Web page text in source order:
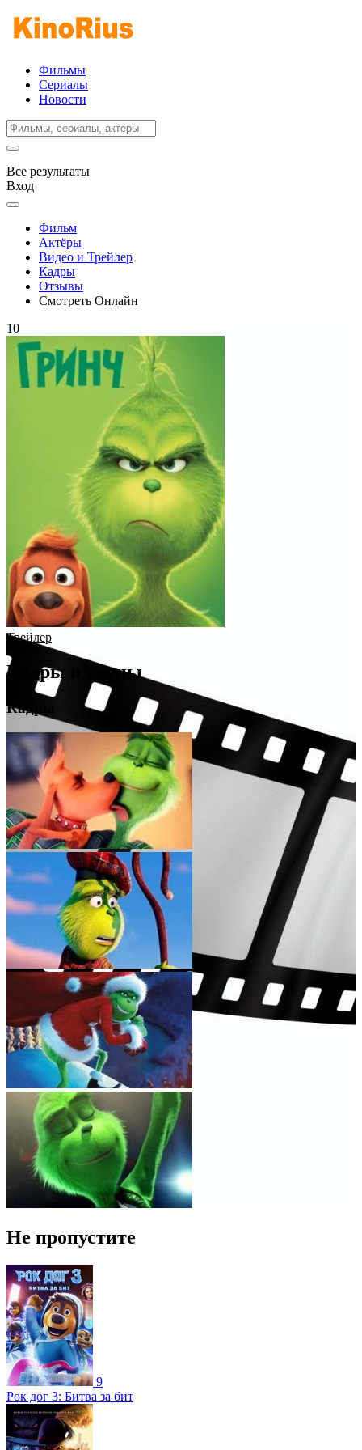
Фильмы
Сериалы
Новости
Все результаты
Вход
Фильм
Актёры
Видео и Трейлер
Кадры
Отзывы
Смотреть Онлайн
10
Трейлер
Кадры и сцены
Кадры
Не пропустите
9
Рок дог 3: Битва за бит